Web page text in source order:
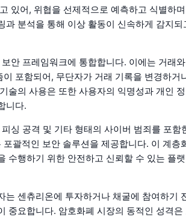
있어, 위협을 선제적으로 예측하고 식별하
과 분석을 통해 이상 활동이 신속하게 감지되
안 프레임워크에 통합합니다. 이에는 거래
포함되어, 무단자가 거래 기록을 변경하거
술의 사용은 또한 사용자의 익명성과 개인
니다.
싱 공격 및 기타 형태의 사이버 범죄를 포함
괄적인 보안 솔루션을 제공합니다. 이 계층
수행하기 위한 안전하고 신뢰할 수 있는 플
는 센츄리온에 투자하거나 채굴에 참여하기
중요합니다. 암호화폐 시장의 동적인 성격은